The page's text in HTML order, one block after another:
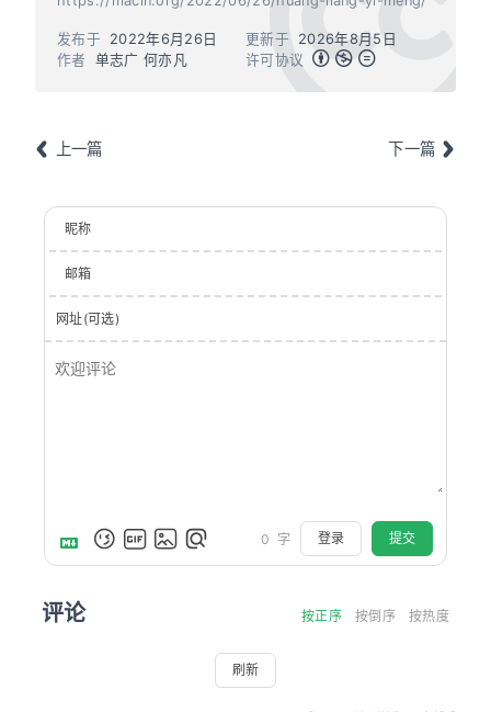
作者 单志广 何亦凡
发布于 2022年6月26日 更新于
2026年8月5日
许可协议
上一篇 下一篇
昵称
邮箱
网址(可选)
0 字 登录 提交
评论 按正序 按倒序 按热度
刷新